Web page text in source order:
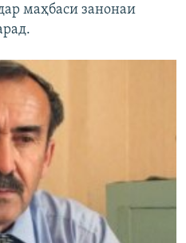
маҳбаси занонаи